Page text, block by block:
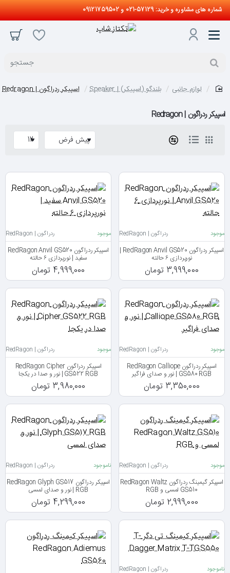
شماره های مشاوره و خرید: 57129-021 و 09121759502
جستجو
لوازم جانبی بلندگو (اسپیکر) | Speaker اسپیکر ردراگون | Redragon
اسپیکر ردراگون | Redragon
موجود ردراگون | RedRagon
اسپیکر ردراگون RedRagon Anvil GS520 |
نورپردازی ۶ حالته
3,999,000 تومان
موجود ردراگون | RedRagon
اسپیکر ردراگون RedRagon Anvil GS520
سفید | نورپردازی ۶ حالته
4,999,000 تومان
موجود ردراگون | RedRagon
اسپیکر ردراگون RedRagon Calliope
GS580 RGB | نور و صدای فراگیر
3,350,000 تومان
موجود ردراگون | RedRagon
اسپیکر ردراگون RedRagon Cipher
GS522 RGB | نور و صدا در یکجا
3,980,000 تومان
موجود ردراگون | RedRagon
اسپیکر گیمینگ ردراگون RedRagon Waltz
GS510 لمسی و RGB
2,999,000 تومان
ناموجود ردراگون | RedRagon
اسپیکر ردراگون RedRagon Glyph GS517
RGB | نور و صدای لمسی
4,299,000 تومان
ناموجود ردراگون | RedRagon